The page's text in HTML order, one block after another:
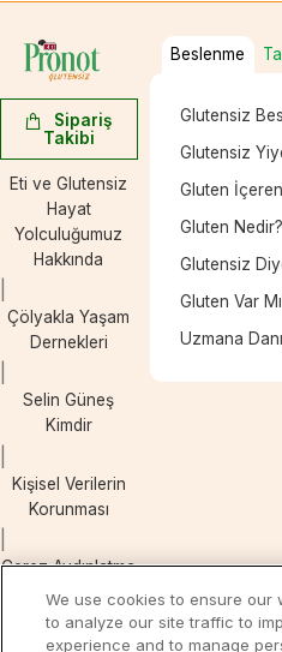
Sipariş
Takibi
Eti ve Glutensiz
Hayat
Yolculuğumuz
Hakkında
Çölyakla Yaşam
Dernekleri
Selin Güneş
Kimdir
Kişisel Verilerin
Korunması
Çerez Aydınlatma
Metni
Beslenme
Glutensiz
Glutensiz
Gluten
Gluten Nedir?
Glutensiz
Gluten Var
Uzmana
We use cookies to ensure
to analyze our site traffic to
experience and to manage